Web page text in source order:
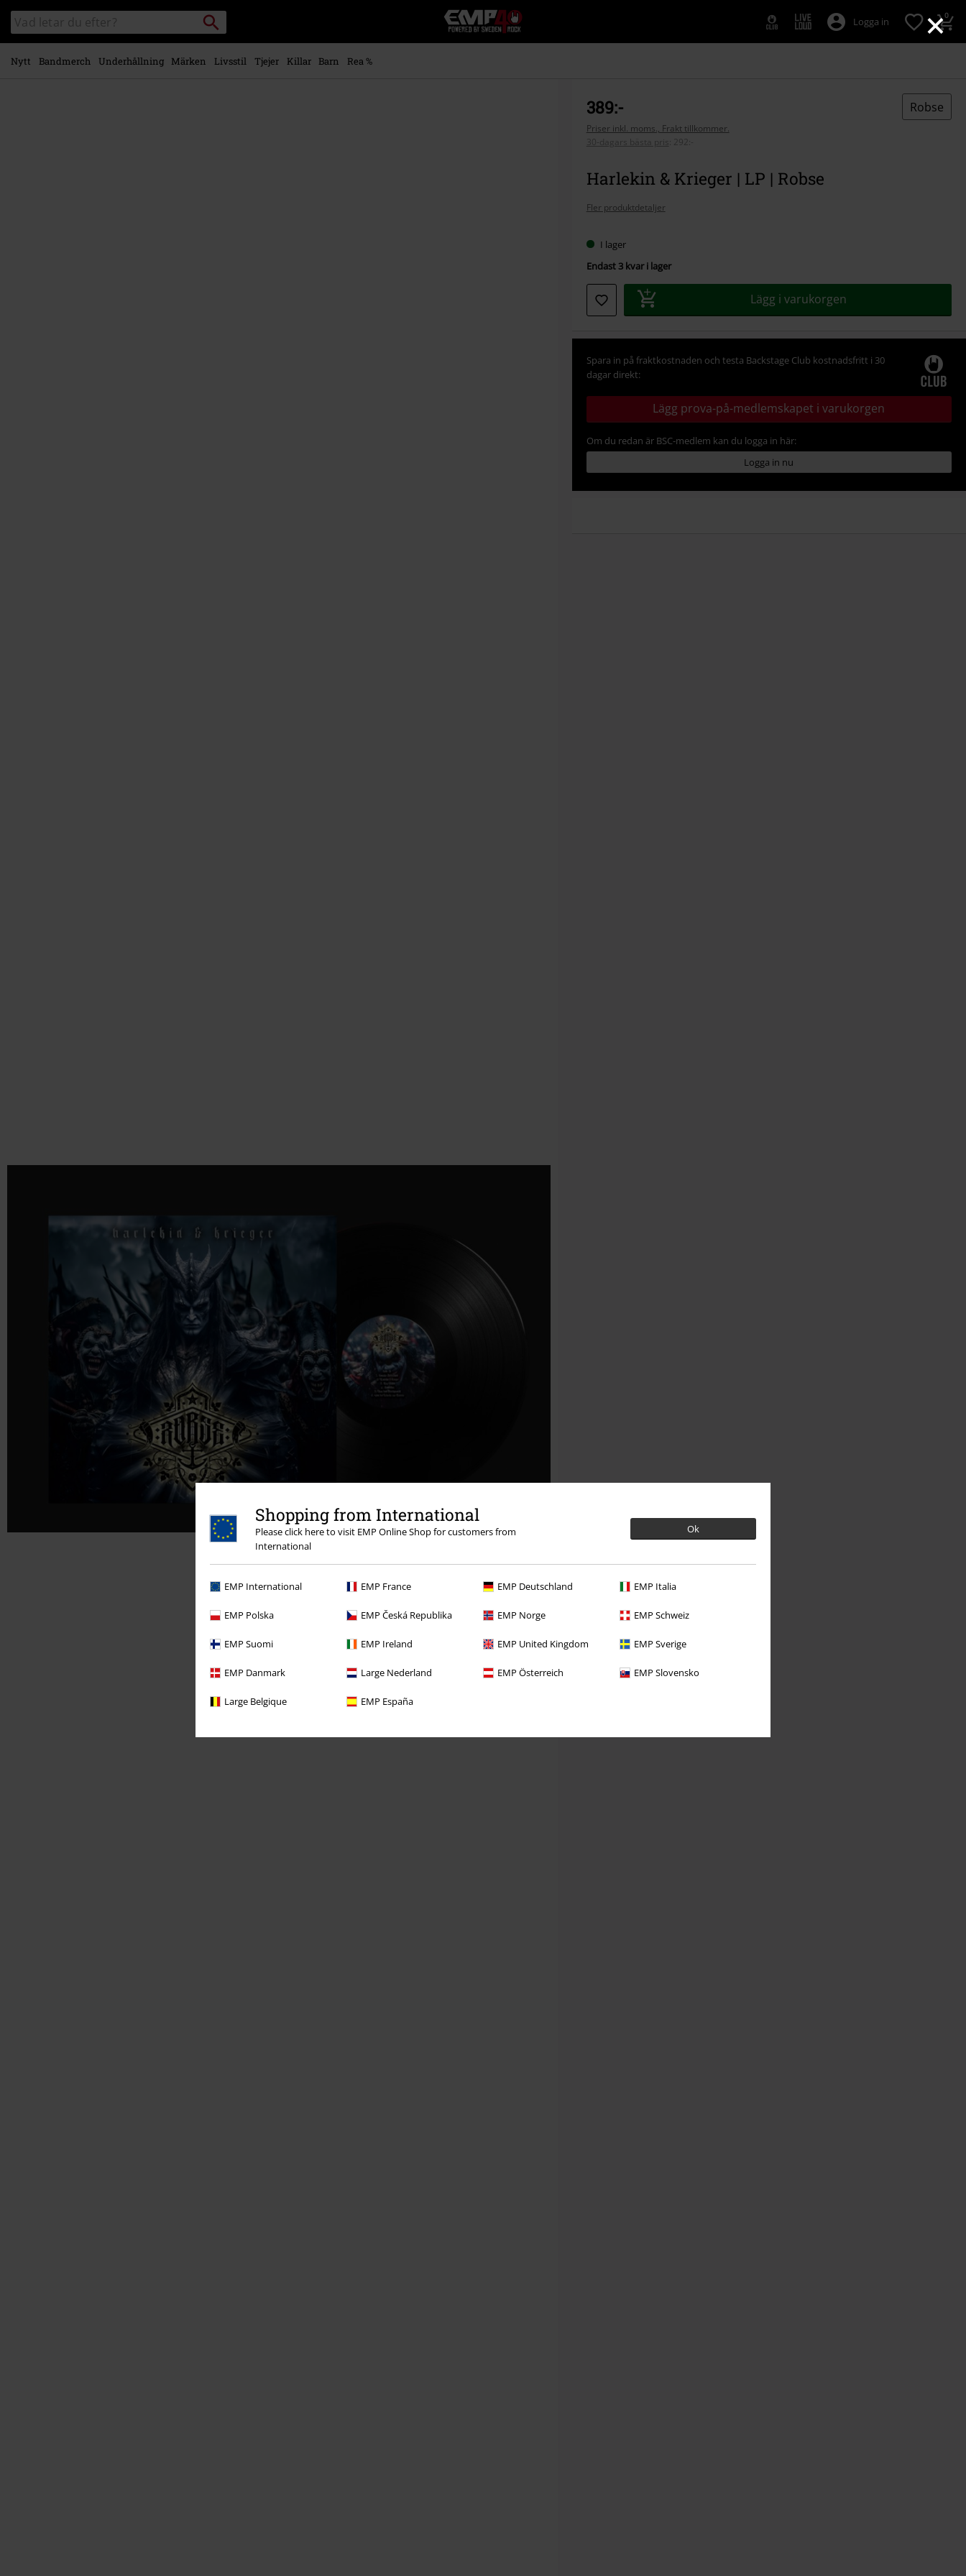
×
Shopping from International
Please click here to visit EMP Online Shop for customers from
International
Ok
EMP International EMP France EMP Deutschland EMP Italia
EMP Polska EMP Česká Republika EMP Norge EMP Schweiz
EMP Suomi EMP Ireland EMP United Kingdom EMP Sverige
EMP Danmark Large Nederland EMP Österreich EMP Slovensko
Large Belgique EMP España
Gå till
huvudinnehåll
Sök
i
katalogen
Sök
EMP
-
Musik,
Logga in 0
Nytt Bandmerch Underhållning Märken Livsstil Tjejer Killar Barn
Rea %
389:-
Priser inkl. moms., Frakt tillkommer.
30-dagars bästa pris
292:-
Robse
Harlekin & Krieger | LP | Robse
Fler produktdetaljer
I lager
Endast 3 kvar i lager
Lägg i varukorgen
Spara in på fraktkostnaden och testa Backstage Club kostnadsfritt i 30
dagar direkt:
Lägg prova-på-medlemskapet i varukorgen
Om du redan är BSC-medlem kan du logga in här:
Logga in nu